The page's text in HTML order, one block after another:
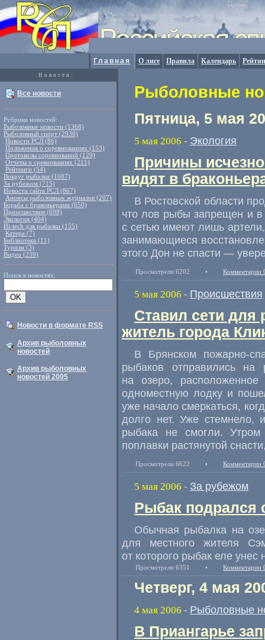
Главная О лиге Правила Календарь
Новости:
Все новости
Рубрики новостей:
Рыболовные новости (1368)
Рыболовный спорт (2930)
Новости РСЛ (86)
Положения о соревнованиях (153)
Протоколы соревнований (129)
Отчеты о сревнованиях (211)
Рейтинги (54)
Вокруг рыбалки (1087)
За рубежом (715)
Новости сайта РСЛ (867)
Анонсы рыболовных журналов (207)
Борьба с браконьерами (650)
Происшествия (698)
Экология (404)
Hi-tech для рыбалки (155)
Катера (7)
Библиотека (11)
Туризм (3)
Видео (239)
Поиск в новостях:
Новости в формате RSS
Архив рыболовных
новостей
Архив рыболовных
новостей 2005
Рыболовные
Пятница, 5 мая
5 мая 2006 - Экология
Причины
видят в
В Ростовской области
что лов рыбы запрещен и
с сетью имеют лишь
занимающиеся
этого Дон не спасти —
Просмотрели 6202 • Комментарии
5 мая 2006 - Происшествия
Ставил сети для
житель города
В Брянском пожарно-
рыбаков отправились
на озеро,
одноместную лодку и
уже начало смеркаться,
долго нет. Уже стемнело,
рыбака не смогли.
поплавки растянутой
Просмотрели 6622 • Комментарии
5 мая 2006 - За рубежом
Рыбак подрался
Обычная рыбалка на
для местного жителя
от которого рыбак еле унес
Просмотрели 6351 • Комментарии
Четверг, 4 мая
4 мая 2006 - Рыболовные
В Приангарье